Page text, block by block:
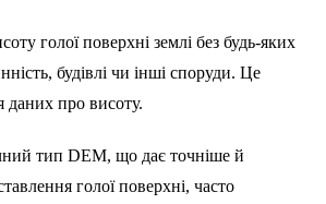
голої поверхні землі без будь-яких
будівлі чи інші споруди. Це
даних про висоту.
тип DEM, що дає точніше й
голої поверхні, часто